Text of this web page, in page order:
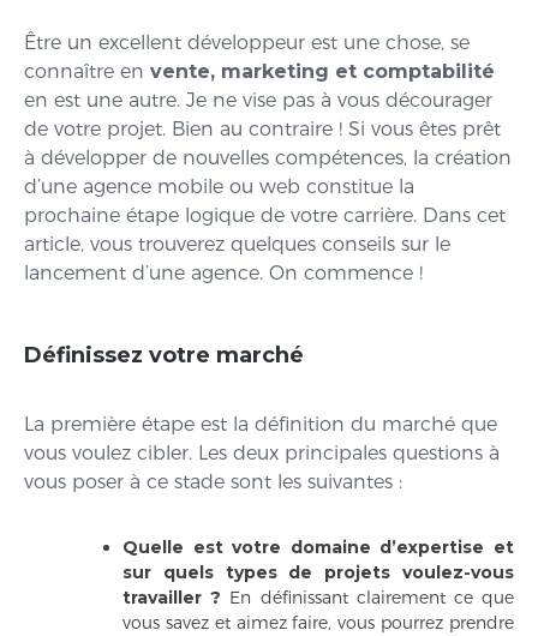
Être un excellent développeur est une chose, se
connaître en vente, marketing et comptabilité
en est une autre. Je ne vise pas à vous décourager
de votre projet. Bien au contraire ! Si vous êtes prêt
à développer de nouvelles compétences, la création
d’une agence mobile ou web constitue la
prochaine étape logique de votre carrière. Dans cet
article, vous trouverez quelques conseils sur le
lancement d’une agence. On commence !
Définissez votre marché
La première étape est la définition du marché que
vous voulez cibler. Les deux principales questions à
vous poser à ce stade sont les suivantes :
Quelle est votre domaine d’expertise et
sur quels types de projets voulez-vous
travailler ? En définissant clairement ce que
vous savez et aimez faire, vous pourrez prendre